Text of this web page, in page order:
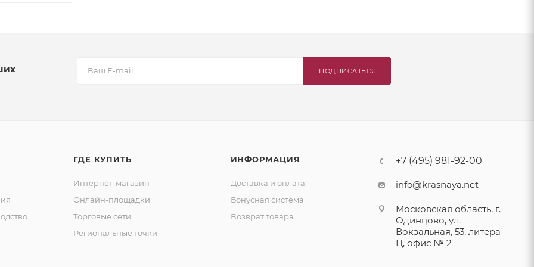
ПОДПИСАТЬСЯ
ГДЕ КУПИТЬ
Интернет-магазин
Онлайн-площадки
Торговые сети
Региональные точки
ИНФОРМАЦИЯ
Доставка и оплата
Бонусная система
Возврат товара
+7 (495) 981-92-00
info@krasnaya.net
Московская область, г.
Одинцово, ул.
Вокзальная, 53, литера
Ц, офис № 2